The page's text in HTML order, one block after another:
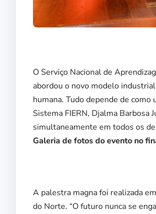
O Serviço Nacional de
abordou o novo modelo
humana. Tudo depende de como
Sistema FIERN, Djalma Barbosa
simultaneamente em todos os
Galeria de fotos do evento no
A palestra magna foi realizada
do Norte. “O futuro nunca se